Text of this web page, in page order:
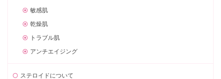
敏感肌
乾燥肌
トラブル肌
アンチエイジング
ステロイドについて